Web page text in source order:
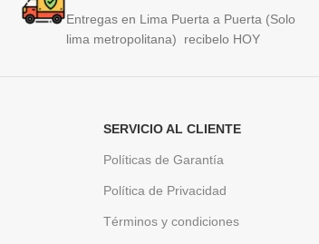
Entregas en Lima Puerta a Puerta (Solo
lima metropolitana) recibelo HOY
SERVICIO AL CLIENTE
Políticas de Garantía
Política de Privacidad
Términos y condiciones